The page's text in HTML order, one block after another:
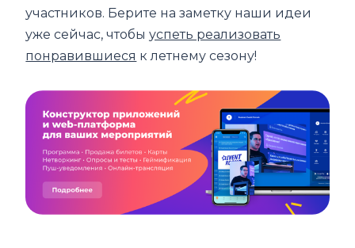
участников. Берите на заметку наши идеи
уже сейчас, чтобыуспеть реализовать
понравившиеся к летнему сезону!